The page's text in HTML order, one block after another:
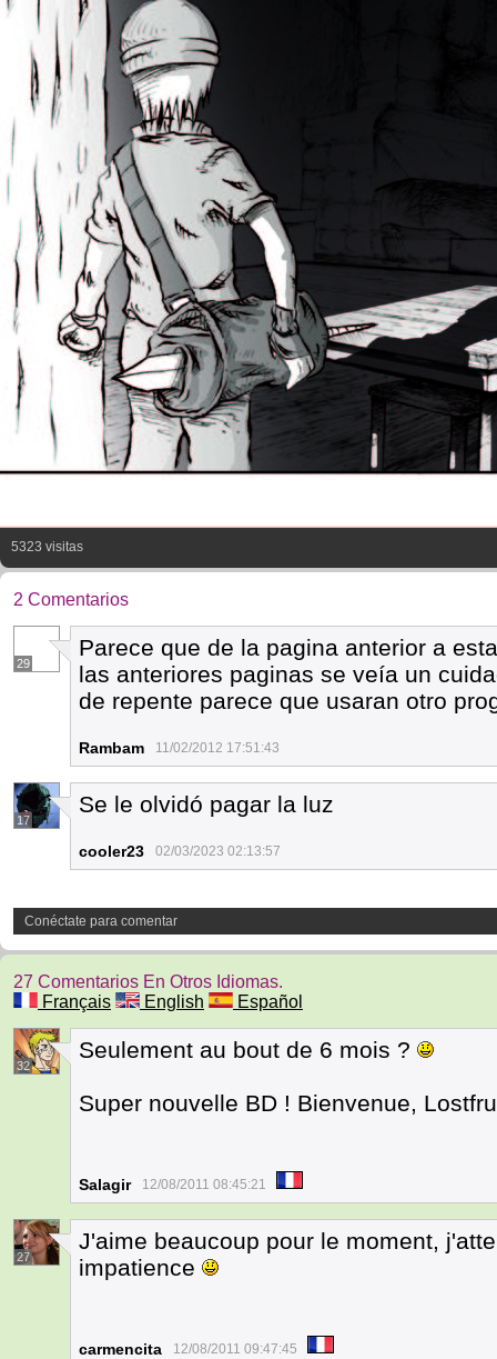
5323 visitas
2 Comentarios
29
Parece que de la pagina anterior a
las anteriores paginas se veía un
de repente parece que usaran otro
Rambam 11/02/2012 17:51:43
17
Se le olvidó pagar la luz
cooler23 02/03/2023 02:13:57
Conéctate para comentar
27 Comentarios En Otros Idiomas.
Français
English Español
32
Seulement au bout de 6 mois ?
Super nouvelle BD ! Bienvenue,
Salagir 12/08/2011 08:45:21
27
J'aime beaucoup pour le moment,
impatience
carmencita 12/08/2011 09:47:45